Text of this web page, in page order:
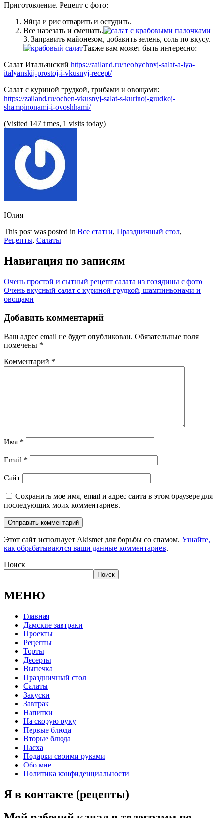
Приготовление. Рецепт с фото:
Яйца и рис отварить и остудить.
Все нарезать и смешать.
3. Заправить майонезом, добавить зелень, соль по вкусу.
Также вам может быть интересно:
Салат Итальянский https://zailand.ru/neobychnyj-salat-a-lya-
italyanskij-prostoj-i-vkusnyj-recept/
Салат с куриной грудкой, грибами и овощами:
https://zailand.ru/ochen-vkusnyj-salat-s-kurinoj-grudkoj-
shampinonami-i-ovoshhami/
(Visited 147 times, 1 visits today)
Юлия
This post was posted in Все статьи, Праздничный стол,
Рецепты, Салаты
Навигация по записям
Очень простой и сытный рецепт салата из говядины с фото
Очень вкусный салат с куриной грудкой, шампиньонами и
овощами
Добавить комментарий
Ваш адрес email не будет опубликован. Обязательные поля
помечены *
Комментарий *
Имя *
Email *
Сайт
Сохранить моё имя, email и адрес сайта в этом браузере для
последующих моих комментариев.
Этот сайт использует Akismet для борьбы со спамом. Узнайте,
как обрабатываются ваши данные комментариев.
Поиск
Поиск
МЕНЮ
Главная
Дамские завтраки
Проекты
Рецепты
Торты
Десерты
Выпечка
Праздничный стол
Салаты
Закуски
Завтрак
Напитки
На скорую руку
Первые блюда
Вторые блюда
Пасха
Подарки своими руками
Обо мне
Политика конфиденциальности
Я в контакте (рецепты)